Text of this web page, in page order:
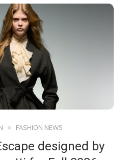
FASHION NEWS
designed by